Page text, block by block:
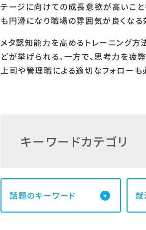
テージに向けての成長意欲が高いこ
も円滑になり職場の雰囲気が良くなる
メタ認知能力を高めるトレーニング方
どが挙げられる。一方で、思考力を疲
上司や管理職による適切なフォローも
キーワードカテゴリ
話題のキーワード 就